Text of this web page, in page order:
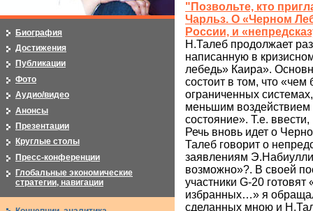
"Позвольте, кто
Чарльз. О «Черном
России, и
Н.Талеб продолжает
написанную в
лебедь» Каира».
состоит в том, что
ограниченных
меньшим воздействием
состояние». Т.е.
Речь вновь идет о
Талеб говорит о
заявлениям
возможно»?. В своей
участники G-20
избранных…» я
сделанных мною и
Биография
Достижения
Публикации
Фото
Аудио/видео
Анонсы
Презентации
Круглые столы
Пресс-конференции
Глобальные экономические
стратегии, навигации